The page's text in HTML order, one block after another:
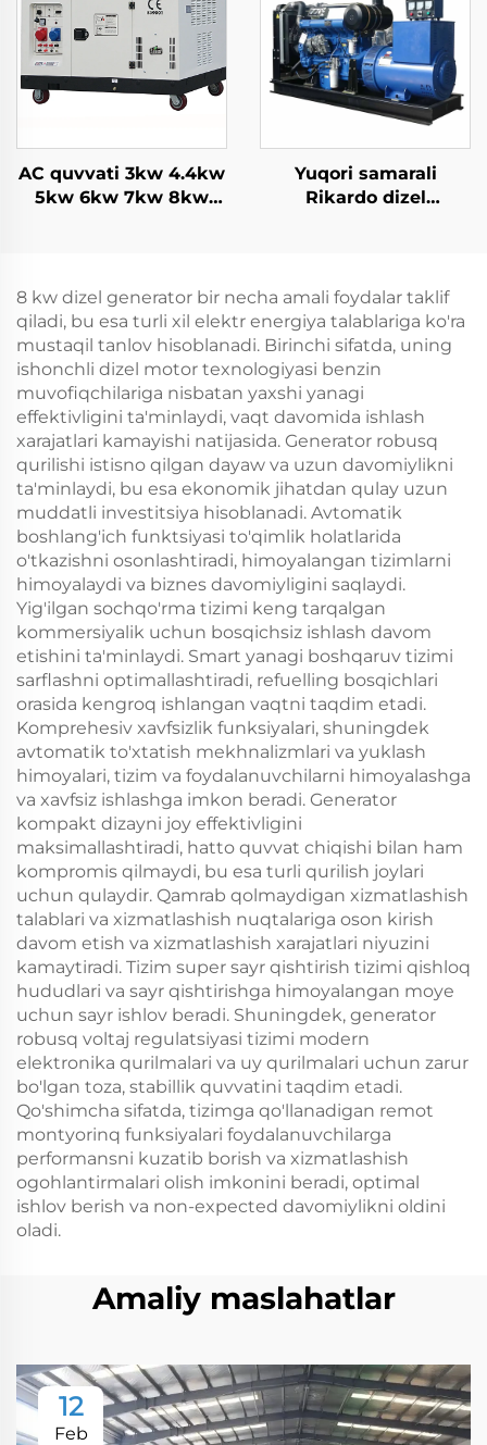
uchun Avtomatik
chastota 50HZ/60HZ
tarmoq dizayni uchun
sotuvda
AC quvvati 3kw 4.4kw
5kw 6kw 7kw 8kw
Yuqori samarali
Rikardo dizel
8 kw dizel generator bir necha amali foydalar taklif
qiladi, bu esa turli xil elektr energiya talablariga ko'ra
mustaqil tanlov hisoblanadi. Birinchi sifatda, uning
ishonchli dizel motor texnologiyasi benzin
muvofiqchilariga nisbatan yaxshi yanagi
effektivligini ta'minlaydi, vaqt davomida ishlash
xarajatlari kamayishi natijasida. Generator robusq
qurilishi istisno qilgan dayaw va uzun davomiylikni
ta'minlaydi, bu esa ekonomik jihatdan qulay uzun
muddatli investitsiya hisoblanadi. Avtomatik
boshlang'ich funktsiyasi to'qimlik holatlarida
o'tkazishni osonlashtiradi, himoyalangan tizimlarni
himoyalaydi va biznes davomiyligini saqlaydi.
Yig'ilgan sochqo'rma tizimi keng tarqalgan
kommersiyalik uchun bosqichsiz ishlash davom
etishini ta'minlaydi. Smart yanagi boshqaruv tizimi
sarflashni optimallashtiradi, refuelling bosqichlari
orasida kengroq ishlangan vaqtni taqdim etadi.
Komprehesiv xavfsizlik funksiyalari, shuningdek
avtomatik to'xtatish mekhnalizmlari va yuklash
himoyalari, tizim va foydalanuvchilarni himoyalashga
va xavfsiz ishlashga imkon beradi. Generator
kompakt dizayni joy effektivligini
maksimallashtiradi, hatto quvvat chiqishi bilan ham
kompromis qilmaydi, bu esa turli qurilish joylari
uchun qulaydir. Qamrab qolmaydigan xizmatlashish
talablari va xizmatlashish nuqtalariga oson kirish
davom etish va xizmatlashish xarajatlari niyuzini
kamaytiradi. Tizim super sayr qishtirish tizimi qishloq
hududlari va sayr qishtirishga himoyalangan moye
uchun sayr ishlov beradi. Shuningdek, generator
robusq voltaj regulatsiyasi tizimi modern
elektronika qurilmalari va uy qurilmalari uchun zarur
bo'lgan toza, stabillik quvvatini taqdim etadi.
Qo'shimcha sifatda, tizimga qo'llanadigan remot
montyorinq funksiyalari foydalanuvchilarga
performansni kuzatib borish va xizmatlashish
ogohlantirmalari olish imkonini beradi, optimal
ishlov berish va non-expected davomiylikni oldini
oladi.
Amaliy maslahatlar
12
Feb